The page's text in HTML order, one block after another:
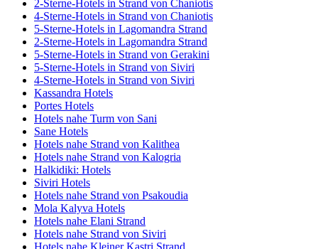
2-Sterne-Hotels in Strand von Chaniotis
4-Sterne-Hotels in Strand von Chaniotis
5-Sterne-Hotels in Lagomandra Strand
2-Sterne-Hotels in Lagomandra Strand
5-Sterne-Hotels in Strand von Gerakini
5-Sterne-Hotels in Strand von Siviri
4-Sterne-Hotels in Strand von Siviri
Kassandra Hotels
Portes Hotels
Hotels nahe Turm von Sani
Sane Hotels
Hotels nahe Strand von Kalithea
Hotels nahe Strand von Kalogria
Halkidiki: Hotels
Siviri Hotels
Hotels nahe Strand von Psakoudia
Mola Kalyva Hotels
Hotels nahe Elani Strand
Hotels nahe Strand von Siviri
Hotels nahe Kleiner Kastri Strand